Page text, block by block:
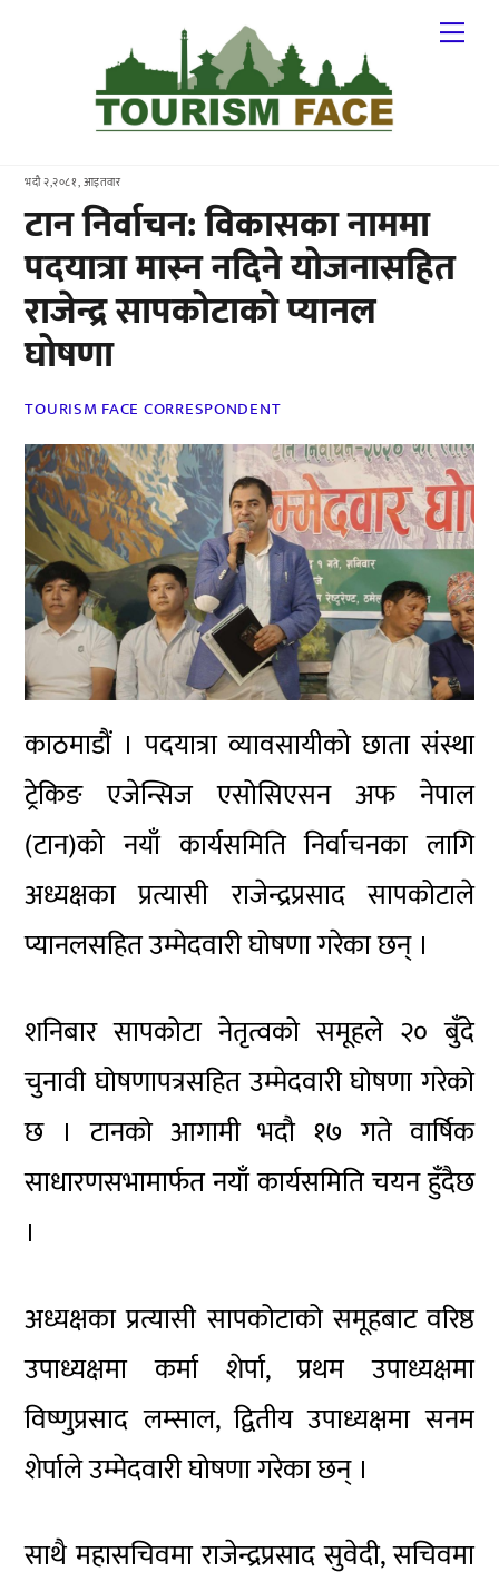
भदौ २,२०८१, आइतवार
टान निर्वाचन: विकासका नाममा
पदयात्रा मास्न नदिने योजनासहित
राजेन्द्र सापकोटाको प्यानल
घोषणा
TOURISM FACE CORRESPONDENT
काठमाडौं । पदयात्रा व्यावसायीको छाता संस्था
ट्रेकिङ एजेन्सिज एसोसिएसन अफ नेपाल
(टान)को नयाँ कार्यसमिति निर्वाचनका लागि
अध्यक्षका प्रत्यासी राजेन्द्रप्रसाद सापकोटाले
प्यानलसहित उम्मेदवारी घोषणा गरेका छन् ।
शनिबार सापकोटा नेतृत्वको समूहले २० बुँदे
चुनावी घोषणापत्रसहित उम्मेदवारी घोषणा गरेको
छ । टानको आगामी भदौ १७ गते वार्षिक
साधारणसभामार्फत नयाँ कार्यसमिति चयन हुँदैछ
।
अध्यक्षका प्रत्यासी सापकोटाको समूहबाट वरिष्ठ
उपाध्यक्षमा कर्मा शेर्पा, प्रथम उपाध्यक्षमा
विष्णुप्रसाद लम्साल, द्वितीय उपाध्यक्षमा सनम
शेर्पाले उम्मेदवारी घोषणा गरेका छन् ।
साथै महासचिवमा राजेन्द्रप्रसाद सुवेदी, सचिवमा